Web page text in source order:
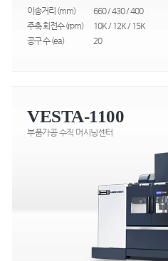
이송거리 (mm)
660 / 430 / 400
주축 회전수 (rpm)
10K / 12K / 15K
공구 수 (ea)
20
VESTA-1100
부품가공 수직 머시닝센터